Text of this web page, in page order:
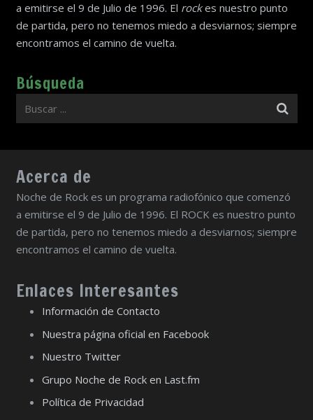
a emitirse el 9 de Julio de 1996. El rockes nuestro punto
de partida, pero no tenemos miedo a desviarnos; siempre
encontramos el camino de vuelta.
Búsqueda
Acerca de
Noche de Rock es un programa radiofónico que comenzó
a emitirse el 9 de Julio de 1996. El ROCK es nuestro punto
de partida, pero no tenemos miedo a desviarnos; siempre
encontramos el camino de vuelta.
Enlaces Interesantes
Información de Contacto
Nuestra página oficial en Facebook
Nuestro Twitter
Grupo Noche de Rock en Last.fm
Política de Privacidad